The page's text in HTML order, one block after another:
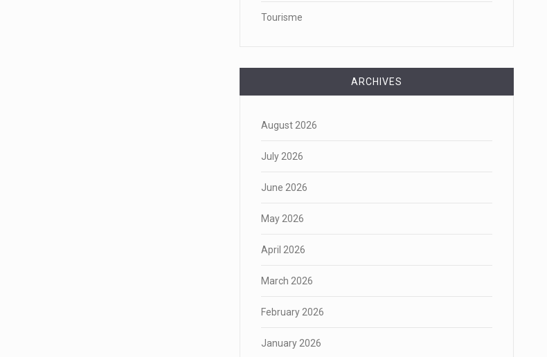
Tourisme
ARCHIVES
August 2026
July 2026
June 2026
May 2026
April 2026
March 2026
February 2026
January 2026